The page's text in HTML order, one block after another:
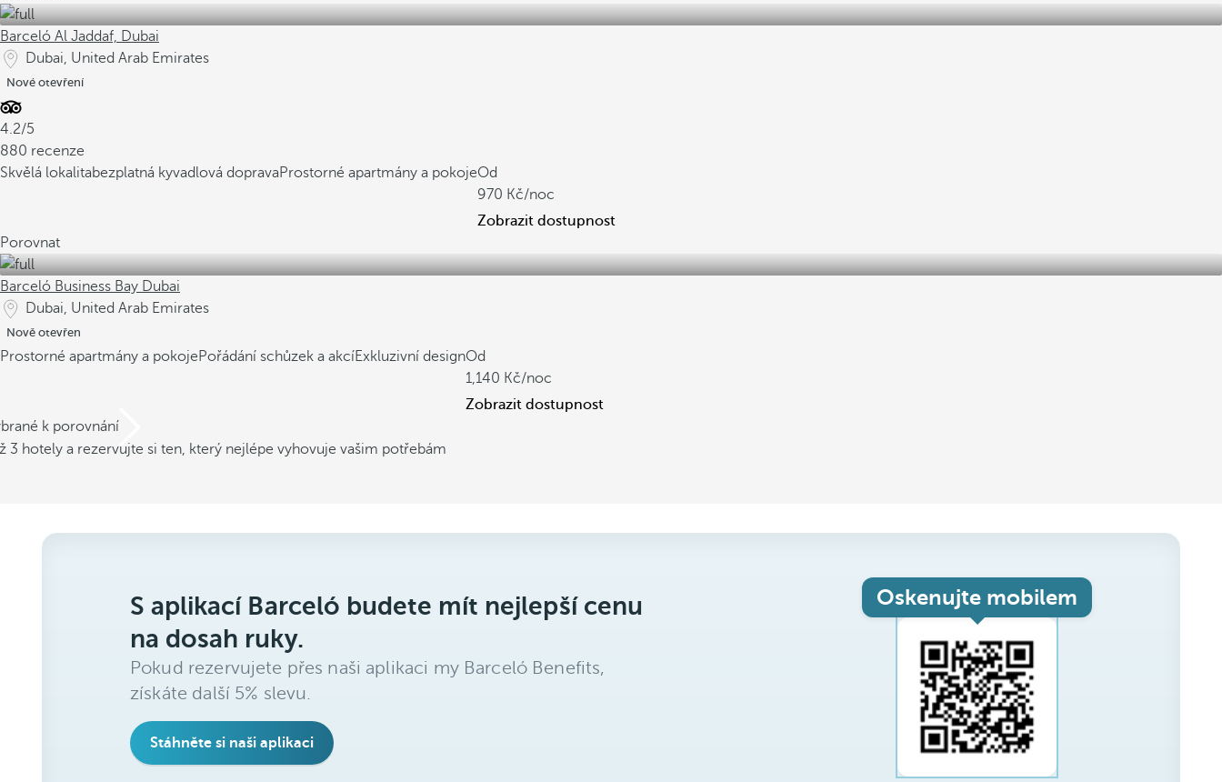
Barceló Al Jaddaf, Dubai
Dubai, United Arab Emirates
Nové otevření
4.2/5
880 recenze
Skvělá lokalitabezplatná kyvadlová dopravaProstorné apartmány a pokojeOd
970
/noc
Zobrazit dostupnost
Porovnat
Barceló Business Bay Dubai
Dubai, United Arab Emirates
Nově otevřen
Prostorné apartmány a pokojePořádání schůzek a akcíExkluzivní designOd
1,140
/noc
Zobrazit dostupnost
k porovnání
3 hotely a rezervujte si ten, který nejlépe vyhovuje vašim potřebám
S aplikací Barceló budete mít nejlepší cenu
na dosah ruky.
Pokud rezervujete přes naši aplikaci my Barceló Benefits,
získáte další 5% slevu.
Stáhněte si naši aplikaci
Oskenujte mobilem